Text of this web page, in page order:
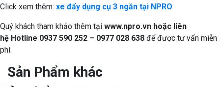
Click xem thêm: xe đẩy dụng cụ 3 ngăn tại NPRO
Quý khách tham khảo thêm tại www.npro.vn hoặc liên
hệ Hotline 0937 590 252 – 0977 028 638 để được tư vấn miễn
phí.
Sản Phẩm khác